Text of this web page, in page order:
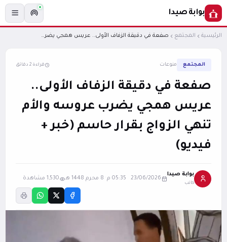
بوابة صيدا
الرئيسية المجتمع صفعة في دقيقة الزفاف الأولى.. عريس همجي يضرب عروسه والأم تنهي الزواج بقرار حاسم (خبر + فيديو)
المجتمع منوعات قراءة 2 دقائق
صفعة في دقيقة الزفاف الأولى..
عريس همجي يضرب عروسه والأم
تنهي الزواج بقرار حاسم (خبر +
فيديو)
بوابة صيدا
كاتب
23/06/2026 05:35 م 8 محرم 1448 هـ 1,530 مشاهدة